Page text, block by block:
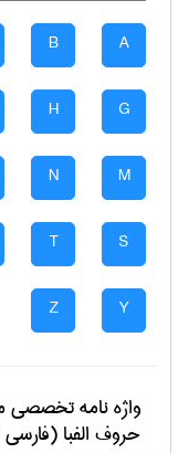
A
B
G
H
M
N
S
T
Y
Z
واژه نامه تخصصی
حروف الفبا